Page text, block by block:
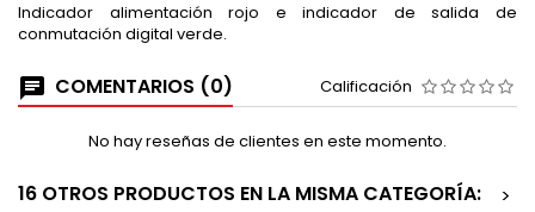
Indicador alimentación rojo e indicador de salida de
conmutación digital verde.
COMENTARIOS (0) Calificación
No hay reseñas de clientes en este momento.
16 OTROS PRODUCTOS EN LA MISMA CATEGORÍA:
>